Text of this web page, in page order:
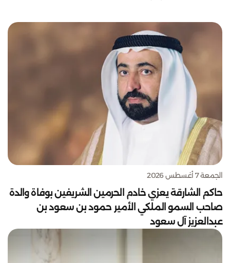
الجمعة 7 أغسطس 2026
حاكم الشارقة يعزي خادم الحرمين الشريفين بوفاة والدة
صاحب السمو الملكي الأمير حمود بن سعود بن
عبدالعزيز آل سعود